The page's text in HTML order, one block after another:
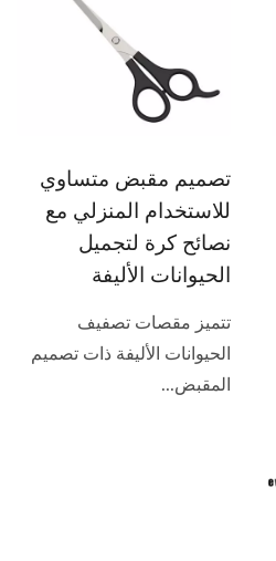
تصميم مقبض متساوي
للاستخدام المنزلي مع
نصائح كرة لتجميل
الحيوانات الأليفة
تتميز مقصات تصفيف
الحيوانات الأليفة ذات تصميم
المقبض...